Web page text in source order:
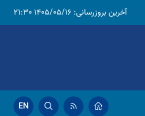
آخرین بروزرسانی: 1405/05/16 21:30
EN